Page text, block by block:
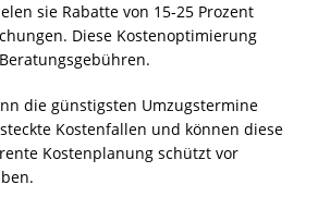
sie Rabatte von 15-25 Prozent
Diese Kostenoptimierung
die günstigsten Umzugstermine
Kostenfallen und können diese
Kostenplanung schützt vor